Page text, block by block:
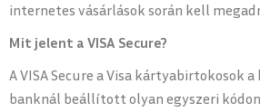
internetes vásárlások során kell
Mit jelent a VISA Secure?
A VISA Secure a Visa kártyabirtokosok
banknál beállított olyan egyszeri